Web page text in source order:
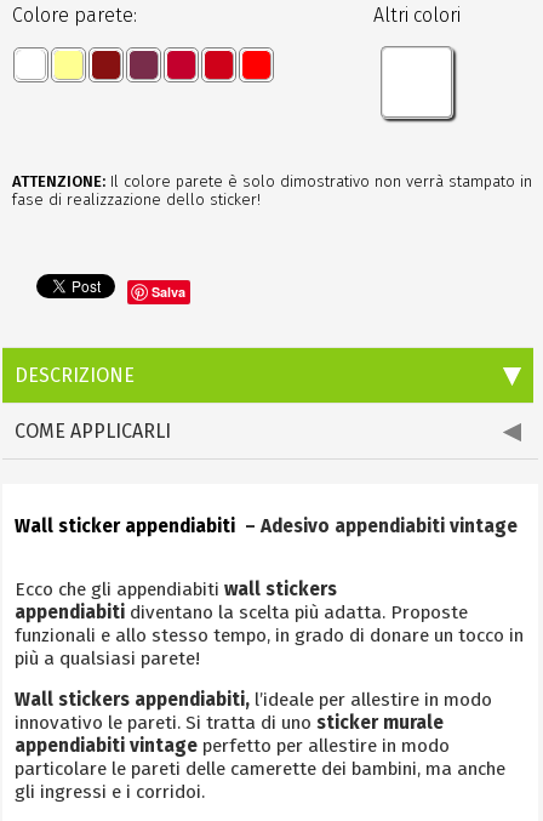
Colore parete: Altri colori
ATTENZIONE: Il colore parete è solo dimostrativo non verrà stampato in
fase di realizzazione dello sticker!
Salva
DESCRIZIONE
COME APPLICARLI
Wall sticker appendiabiti – Adesivo appendiabiti vintage
Ecco che gli appendiabitiwall stickers
appendiabiti diventano la scelta più adatta. Proposte
funzionali e allo stesso tempo, in grado di donare un tocco in
più a qualsiasi parete!
Wall stickers appendiabiti, l’ideale per allestire in modo
innovativo le pareti.Si tratta di unosticker murale
appendiabiti vintage perfetto per allestire in modo
particolare le pareti delle camerette dei bambini, ma anche
gli ingressi e i corridoi.